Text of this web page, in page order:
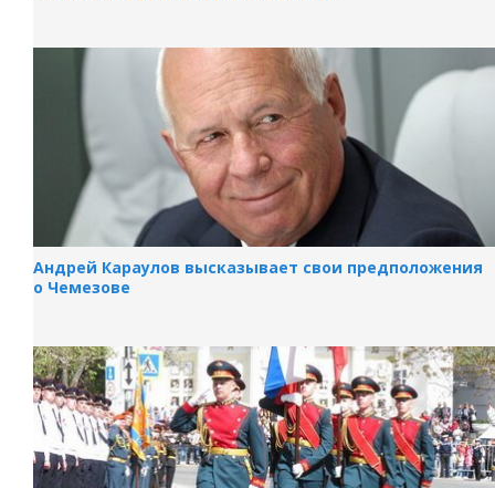
Андрей Караулов высказывает свои предположения
о Чемезове